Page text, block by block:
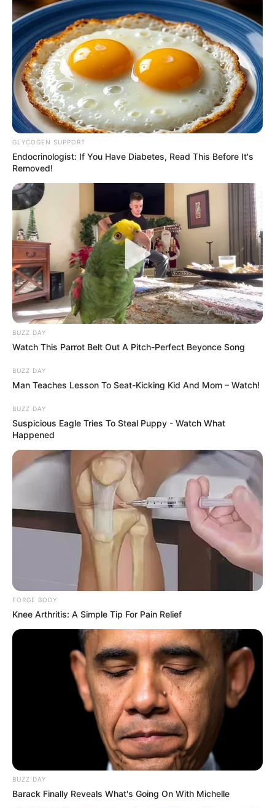
GLYCOGEN SUPPORT
Endocrinologist: If You Have Diabetes, Read This Before It's
Removed!
BUZZ DAY
Watch This Parrot Belt Out A Pitch-Perfect Beyonce Song
BUZZ DAY
Man Teaches Lesson To Seat-Kicking Kid And Mom – Watch!
BUZZ DAY
Suspicious Eagle Tries To Steal Puppy - Watch What
Happened
FORGE BODY
Knee Arthritis: A Simple Tip For Pain Relief
BUZZ DAY
Barack Finally Reveals What's Going On With Michelle